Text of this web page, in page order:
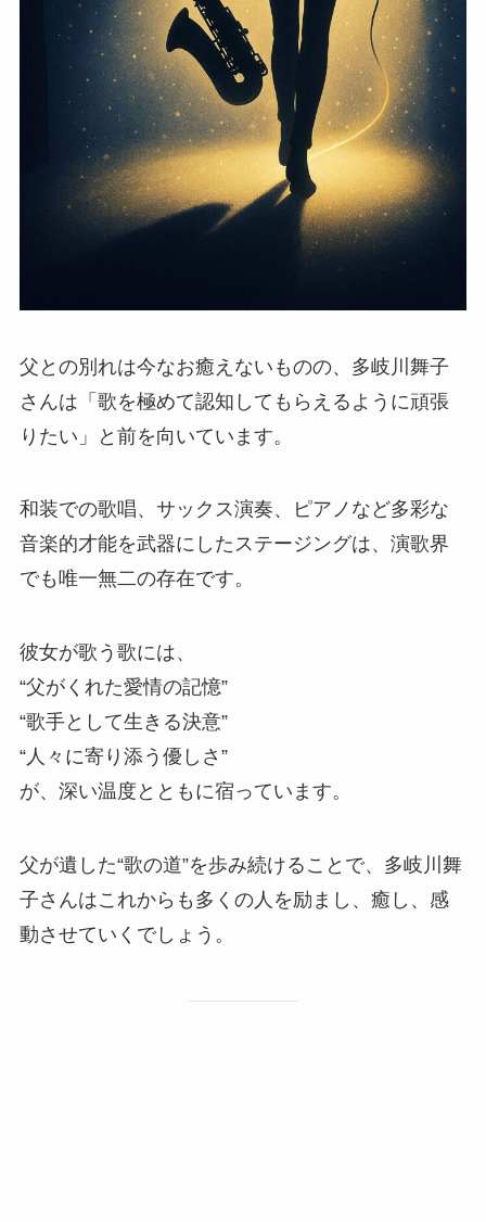
父との別れは今なお癒えないものの、多岐川舞子
さんは「歌を極めて認知してもらえるように頑張
りたい」と前を向いています。
和装での歌唱、サックス演奏、ピアノなど多彩な
音楽的才能を武器にしたステージングは、演歌界
でも唯一無二の存在です。
彼女が歌う歌には、
“父がくれた愛情の記憶”
“歌手として生きる決意”
“人々に寄り添う優しさ”
が、深い温度とともに宿っています。
父が遺した“歌の道”を歩み続けることで、多岐川舞
子さんはこれからも多くの人を励まし、癒し、感
動させていくでしょう。